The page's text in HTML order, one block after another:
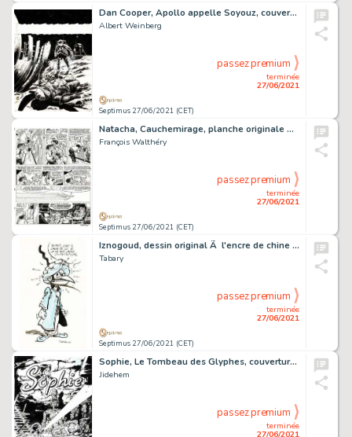
Dan Cooper, Apollo appelle Soyouz, couverture originale Ã …
Albert Weinberg
Septimus 27/06/2021 (CET)
terminée
27/06/2021
passez premium
Natacha, Cauchemirage, planche originale Ã l'encre de…
François Walthéry
Septimus 27/06/2021 (CET)
terminée
27/06/2021
passez premium
Iznogoud, dessin original Ã l'encre de chine et Ã …
Tabary
Septimus 27/06/2021 (CET)
terminée
27/06/2021
passez premium
Sophie, Le Tombeau des Glyphes, couverture originale Ã …
Jidehem
terminée
27/06/2021
passez premium